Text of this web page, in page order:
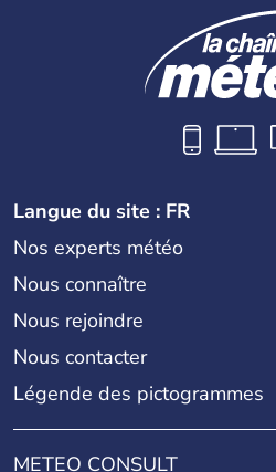
envahissent la péninsule
apportent leur langue ainsi
s'impose comme la première
XIème siècle et le reste
rejoint le pays à partir de 1801
Portugal. Cette monarchie
l'Union Européenne en 1986.
Langue du site : FR
Nos experts météo
Nous connaître
Nous rejoindre
Nous contacter
Légende des pictogrammes
METEO CONSULT